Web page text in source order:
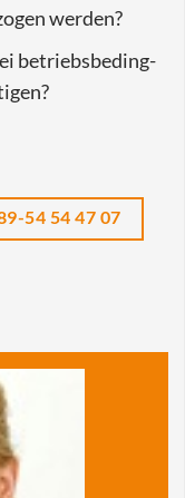
wer­den?
be­triebs­be­ding­
54 54 47 07